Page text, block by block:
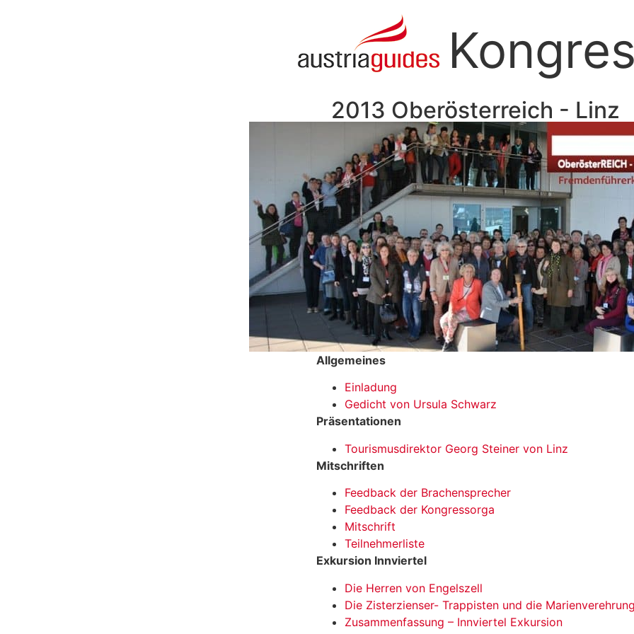
2013 Oberösterreich - Linz
Allgemeines
Einladung
Gedicht von Ursula Schwarz
Präsentationen
Tourismusdirektor Georg Steiner von Linz
Mitschriften
Feedback der Brachensprecher
Feedback der Kongressorga
Mitschrift
Teilnehmerliste
Exkursion Innviertel
Die Herren von Engelszell
Die Zisterzienser- Trappisten und die
Zusammenfassung – Innviertel Exkursion